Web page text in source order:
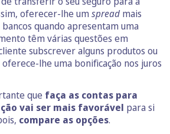
oferecer-lhe um spread mais
quando apresentam uma
têm várias questões em
subscrever alguns produtos ou
lhe uma bonificação nos juros
que faça as contas para
vai ser mais favorável para si
compare as opções.